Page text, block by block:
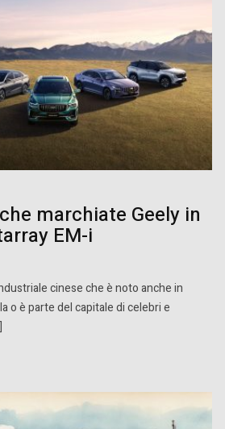
marchiate Geely in
EM-i
cinese che è noto anche in
o è parte del capitale di celebri e